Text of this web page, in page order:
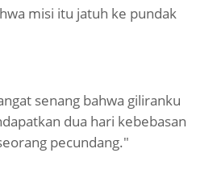
misi itu jatuh ke pundak
senang bahwa giliranku
dua hari kebebasan
pecundang."